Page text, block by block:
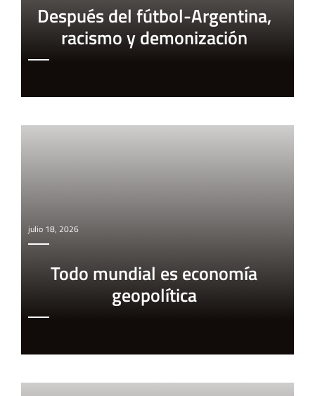
Después del fútbol-Argentina,
racismo y demonización
julio 18, 2026
Todo mundial es economía
geopolítica